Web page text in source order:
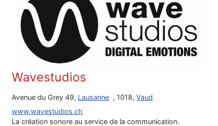
Wavestudios
Avenue du Grey 49, Lausanne , 1018,Vaud
www.wavestudios.ch
La création sonore au service de la communication.